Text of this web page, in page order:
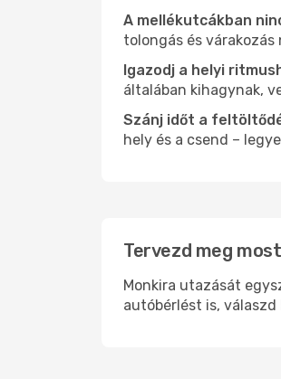
A mellékutcákban
tolongás és várakozás
Igazodj a helyi
általában kihagynak,
Szánj időt a
hely és a csend –
Tervezd meg
Monkira utazását
autóbérlést is,